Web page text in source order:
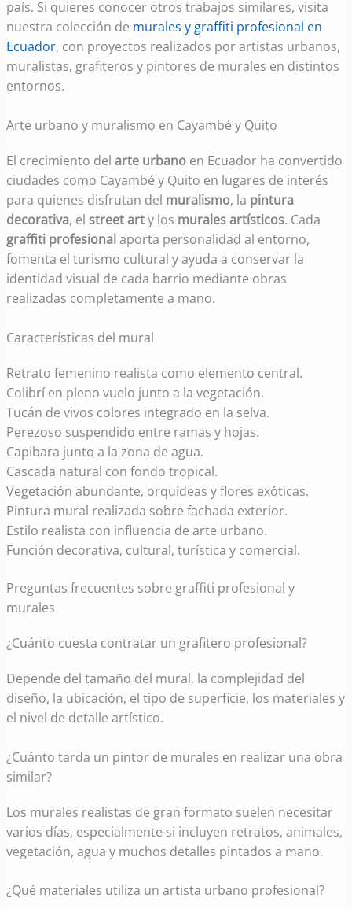
país. Si quieres conocer otros trabajos similares, visita
nuestra colección de murales y graffiti profesional en
Ecuador, con proyectos realizados por artistas urbanos,
muralistas, grafiteros y pintores de murales en distintos
entornos.
Arte urbano y muralismo en Cayambé y Quito
El crecimiento delarte urbano en Ecuador ha convertido
ciudades como Cayambé y Quito en lugares de interés
para quienes disfrutan del muralismo, la pintura
decorativa, elstreet arty los murales artísticos. Cada
graffiti profesional aporta personalidad al entorno,
fomenta el turismo cultural y ayuda a conservar la
identidad visual de cada barrio mediante obras
realizadas completamente a mano.
Características del mural
Retrato femenino realista como elemento central.
Colibrí en pleno vuelo junto a la vegetación.
Tucán de vivos colores integrado en la selva.
Perezoso suspendido entre ramas y hojas.
Capibara junto a la zona de agua.
Cascada natural con fondo tropical.
Vegetación abundante, orquídeas y flores exóticas.
Pintura mural realizada sobre fachada exterior.
Estilo realista con influencia de arte urbano.
Función decorativa, cultural, turística y comercial.
Preguntas frecuentes sobre graffiti profesional y
murales
¿Cuánto cuesta contratar un grafitero profesional?
Depende del tamaño del mural, la complejidad del
diseño, la ubicación, el tipo de superficie, los materiales y
el nivel de detalle artístico.
¿Cuánto tarda un pintor de murales en realizar una obra
similar?
Los murales realistas de gran formato suelen necesitar
varios días, especialmente si incluyen retratos, animales,
vegetación, agua y muchos detalles pintados a mano.
¿Qué materiales utiliza un artista urbano profesional?